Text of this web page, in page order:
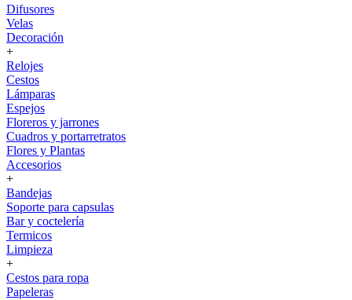
Difusores
Velas
Decoración
+
Relojes
Cestos
Lámparas
Espejos
Floreros y jarrones
Cuadros y portarretratos
Flores y Plantas
Accesorios
+
Bandejas
Soporte para capsulas
Bar y coctelería
Termicos
Limpieza
+
Cestos para ropa
Papeleras